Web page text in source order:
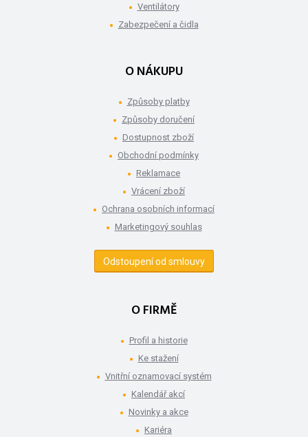
Ventilátory
Zabezpečení a čidla
O NÁKUPU
Způsoby platby
Způsoby doručení
Dostupnost zboží
Obchodní podmínky
Reklamace
Vrácení zboží
Ochrana osobních informací
Marketingový souhlas
Odstoupení od smlouvy
O FIRMĚ
Profil a historie
Ke stažení
Vnitřní oznamovací systém
Kalendář akcí
Novinky a akce
Kariéra